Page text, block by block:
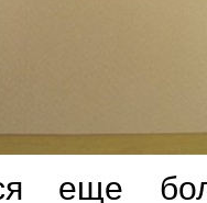
еще